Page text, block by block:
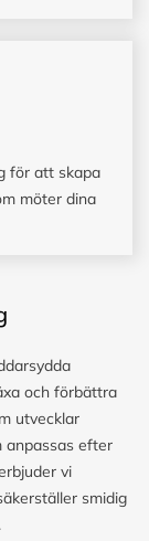
för att skapa
möter dina
och förbättra
utvecklar
anpassas efter
vi
smidig